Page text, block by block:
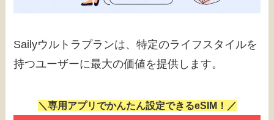
Sailyウルトラプランは、特定のライフスタイルを
持つユーザーに最大の価値を提供します。
＼専用アプリでかんたん設定できるeSIM！／